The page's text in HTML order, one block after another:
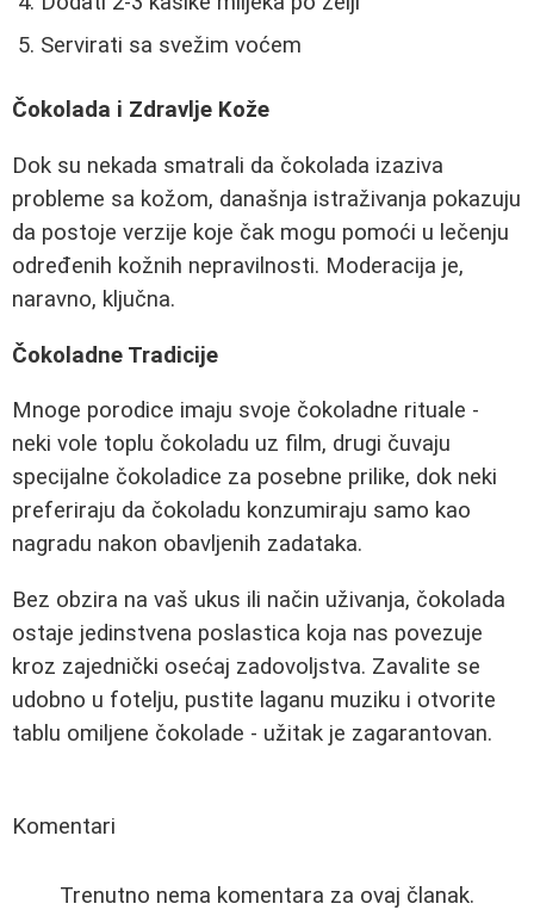
Servirati sa svežim voćem
Čokolada i Zdravlje Kože
Dok su nekada smatrali da čokolada izaziva
probleme sa kožom, današnja istraživanja pokazuju
da postoje verzije koje čak mogu pomoći u lečenju
određenih kožnih nepravilnosti. Moderacija je,
naravno, ključna.
Čokoladne Tradicije
Mnoge porodice imaju svoje čokoladne rituale -
neki vole toplu čokoladu uz film, drugi čuvaju
specijalne čokoladice za posebne prilike, dok neki
preferiraju da čokoladu konzumiraju samo kao
nagradu nakon obavljenih zadataka.
Bez obzira na vaš ukus ili način uživanja, čokolada
ostaje jedinstvena poslastica koja nas povezuje
kroz zajednički osećaj zadovoljstva. Zavalite se
udobno u fotelju, pustite laganu muziku i otvorite
tablu omiljene čokolade - užitak je zagarantovan.
Komentari
Trenutno nema komentara za ovaj članak.